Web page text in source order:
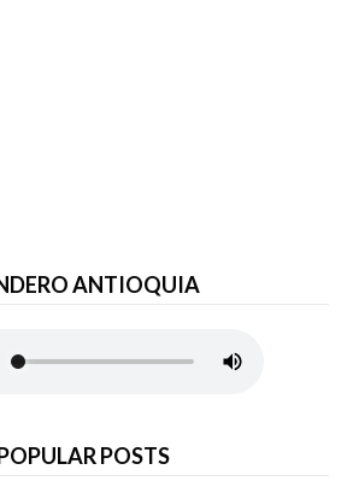
ANTIOQUIA
POSTS